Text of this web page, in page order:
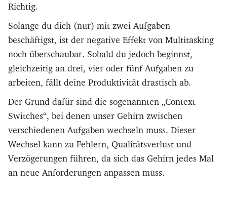
Richtig.
Solange du dich (nur) mit zwei Aufgaben
beschäftigst, ist der negative Effekt von Multitasking
noch überschaubar. Sobald du jedoch beginnst,
gleichzeitig an drei, vier oder fünf Aufgaben zu
arbeiten, fällt deine Produktivität drastisch ab.
Der Grund dafür sind die sogenannten „Context
Switches“, bei denen unser Gehirn zwischen
verschiedenen Aufgaben wechseln muss. Dieser
Wechsel kann zu Fehlern, Qualitätsverlust und
Verzögerungen führen, da sich das Gehirn jedes Mal
an neue Anforderungen anpassen muss.